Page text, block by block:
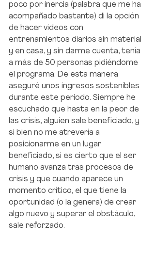
poco por inercia (palabra que me ha
acompañado bastante) di la opción
de hacer videos con
entrenamientos diarios sin material
y en casa, y sin darme cuenta, tenía
a más de 50 personas pidiéndome
el programa. De esta manera
aseguré unos ingresos sostenibles
durante este periodo. Siempre he
escuchado que hasta en la peor de
las crisis, alguien sale beneficiado, y
si bien no me atrevería a
posicionarme en un lugar
beneficiado, si es cierto que el ser
humano avanza tras procesos de
crisis y que cuando aparece un
momento crítico, el que tiene la
oportunidad (o la genera) de crear
algo nuevo y superar el obstáculo,
sale reforzado.